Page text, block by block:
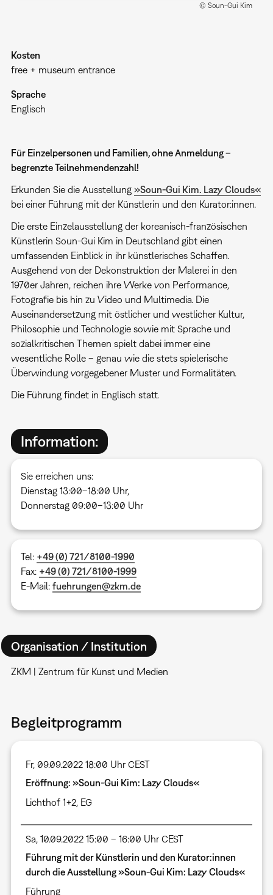
© Soun-Gui Kim
Kosten
free + museum entrance
Sprache
Englisch
Für Einzelpersonen und Familien, ohne Anmeldung –
begrenzte Teilnehmendenzahl!
Erkunden Sie die Ausstellung »Soun-Gui Kim. Lazy Clouds«
bei einer Führung mit der Künstlerin und den Kurator:innen.
Die erste Einzelausstellung der koreanisch-französischen
Künstlerin Soun-Gui Kim in Deutschland gibt einen
umfassenden Einblick in ihr künstlerisches Schaffen.
Ausgehend von der Dekonstruktion der Malerei in den
1970er Jahren, reichen ihre Werke von Performance,
Fotografie bis hin zu Video und Multimedia. Die
Auseinandersetzung mit östlicher und westlicher Kultur,
Philosophie und Technologie sowie mit Sprache und
sozialkritischen Themen spielt dabei immer eine
wesentliche Rolle – genau wie die stets spielerische
Überwindung vorgegebener Muster und Formalitäten.
Die Führung findet in Englisch statt.
Information:
Sie erreichen uns:
Dienstag 13:00–18:00 Uhr,
Donnerstag 09:00–13:00 Uhr
Tel: +49 (0) 721/8100-1990
Fax: +49 (0) 721/8100-1999
E-Mail: fuehrungen@zkm.de
Organisation / Institution
ZKM | Zentrum für Kunst und Medien
Begleitprogramm
Fr, 09.09.2022 18:00 Uhr CEST
Eröffnung: »Soun-Gui Kim: Lazy Clouds«
Lichthof 1+2, EG
Sa, 10.09.2022 15:00 – 16:00 Uhr CEST
Führung mit der Künstlerin und den Kurator:innen
durch die Ausstellung »Soun-Gui Kim: Lazy Clouds«
Führung